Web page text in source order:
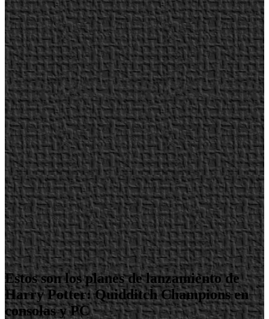
Estos son los planes de lanzamiento de
Harry Potter: Quidditch Champions en
consolas y PC